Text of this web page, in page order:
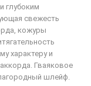
глубоким
свежесть
кожуры
характеру и
Гваяковое
шлейф.